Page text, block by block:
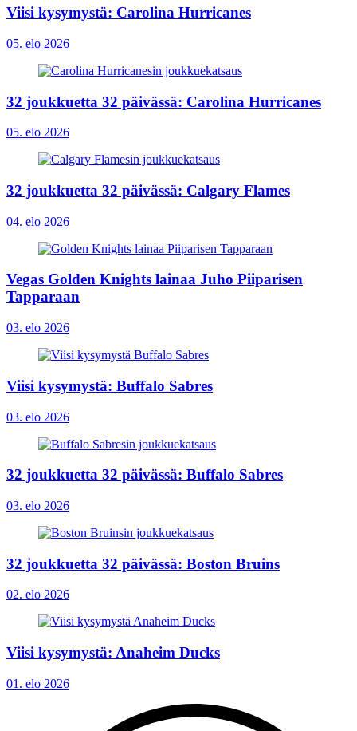
Viisi kysymystä: Carolina Hurricanes
05. elo 2026
32 joukkuetta 32 päivässä: Carolina Hurricanes
05. elo 2026
32 joukkuetta 32 päivässä: Calgary Flames
04. elo 2026
Vegas Golden Knights lainaa Juho Piiparisen
Tapparaan
03. elo 2026
Viisi kysymystä: Buffalo Sabres
03. elo 2026
32 joukkuetta 32 päivässä: Buffalo Sabres
03. elo 2026
32 joukkuetta 32 päivässä: Boston Bruins
02. elo 2026
Viisi kysymystä: Anaheim Ducks
01. elo 2026